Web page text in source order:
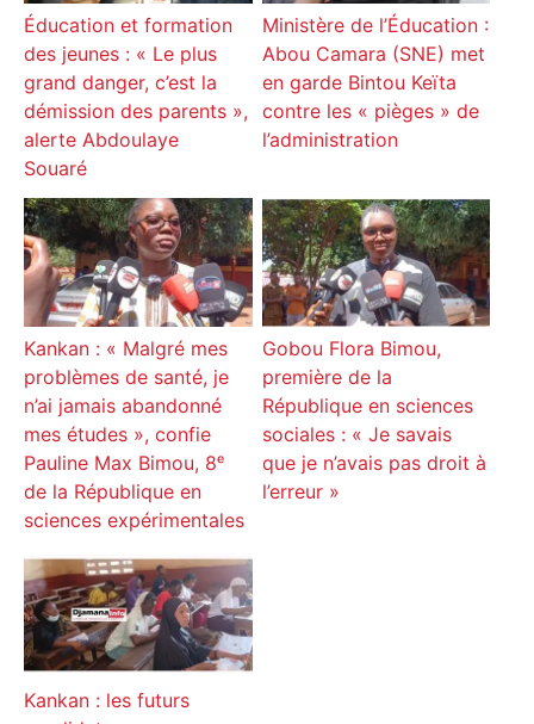
Éducation et formation
des jeunes : « Le plus
grand danger, c’est la
démission des parents »,
alerte Abdoulaye
Souaré
Ministère de l’Éducation :
Abou Camara (SNE) met
en garde Bintou Keïta
contre les « pièges » de
l’administration
Kankan : « Malgré mes
problèmes de santé, je
n’ai jamais abandonné
mes études », confie
Pauline Max Bimou, 8ᵉ
de la République en
sciences expérimentales
Gobou Flora Bimou,
première de la
République en sciences
sociales : « Je savais
que je n’avais pas droit à
l’erreur »
Kankan : les futurs